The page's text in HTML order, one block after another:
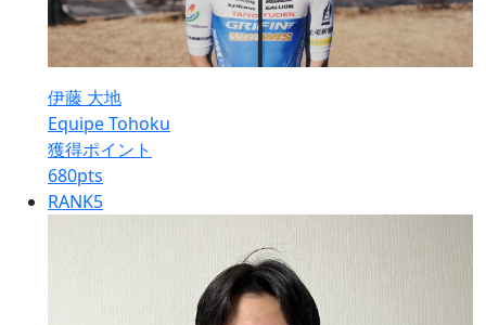
伊藤 大地
Equipe Tohoku
獲得ポイント
680pts
RANK5